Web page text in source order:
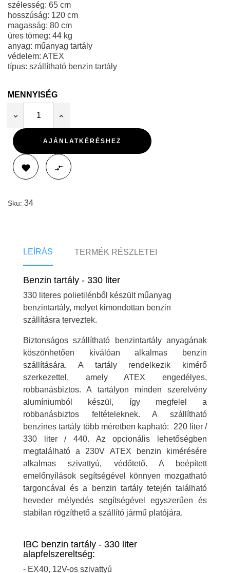
szélesség: 65 cm
hosszúság: 120 cm
magasság: 80 cm
üres tömeg: 44 kg
anyag: műanyag tartály
védelem: ATEX
típus: szállítható benzin tartály
MENNYISÉG
AJÁNLATKÉRÉSHEZ
 
Sku: 34
LEÍRÁS TERMÉK RÉSZLETEI
Benzin tartály - 330 liter
330 literes polietilénből készült műanyag
benzintartály, melyet kimondottan benzin
szállításra terveztek.
Biztonságos szállítható benzintartály anyagának
köszönhetően kiválóan alkalmas benzin
szállítására. A tartály rendelkezik kimérő
szerkezettel, amely ATEX engedélyes,
robbanásbiztos. A tartályon minden szerelvény
alumíniumból készül, így megfelel a
robbanásbiztos feltételeknek. A szállítható
benzines tartály több méretben kapható: 220 liter /
330 liter / 440. Az opcionális lehetőségben
megtalálható a 230V ATEX benzin kimérésére
alkalmas szivattyú, védőtető. A beépített
emelőnyílások segítségével könnyen mozgatható
targoncával és a benzin tartály tetején található
heveder mélyedés segítségével egyszerűen és
stabilan rögzíthető a szállító jármű platójára.
IBC benzin tartály - 330 liter
alapfelszereltség:
- EX40, 12V-os szivattyú